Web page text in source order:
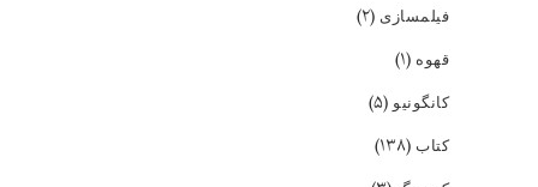
فیلمسازی (۲)
قهوه (۱)
کانگونیو (۵)
کتاب (۱۳۸)